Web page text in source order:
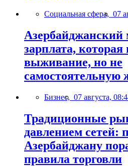
Социальная сфера, 07
зарплата,
выживание, но не
самостоятельную
Бизнес, 07 августа,
Традиционные
давлением сетей:
Азербайджану
правила торговли